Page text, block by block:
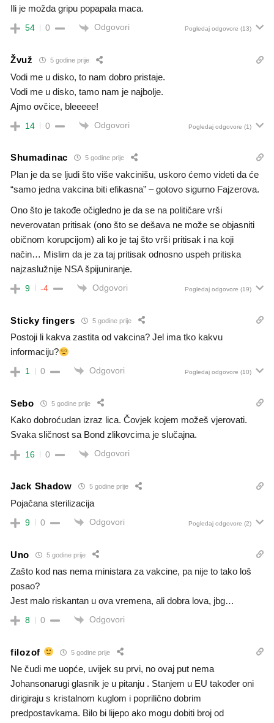
Ili je možda gripu popapala maca.
54 0 Odgovori Pogledaj odgovore (13)
Žvuž 5 godine prije
Vodi me u disko, to nam dobro pristaje.
Vodi me u disko, tamo nam je najbolje.
Ajmo ovčice, bleeeee!
14 0 Odgovori Pogledaj odgovore (1)
Shumadinac 5 godine prije
Plan je da se ljudi što više vakcinišu, uskoro ćemo videti da će
“samo jedna vakcina biti efikasna” – gotovo sigurno Fajzerova.
Ono što je takođe očigledno je da se na političare vrši
neverovatan pritisak (ono što se dešava ne može se objasniti
običnom korupcijom) ali ko je taj što vrši pritisak i na koji
način… Mislim da je za taj pritisak odnosno uspeh pritiska
najzaslužnije NSA špijuniranje.
9 -4 Odgovori Pogledaj odgovore (19)
Sticky fingers 5 godine prije
Postoji li kakva zastita od vakcina? Jel ima tko kakvu
informaciju?
1 0 Odgovori Pogledaj odgovore (10)
Sebo 5 godine prije
Kako dobroćudan izraz lica. Čovjek kojem možeš vjerovati.
Svaka sličnost sa Bond zlikovcima je slučajna.
16 0 Odgovori
Jack Shadow 5 godine prije
Pojačana sterilizacija
9 0 Odgovori Pogledaj odgovore (2)
Uno 5 godine prije
Zašto kod nas nema ministara za vakcine, pa nije to tako loš
posao?
Jest malo riskantan u ova vremena, ali dobra lova, jbg…
8 0 Odgovori
filozof 5 godine prije
Ne čudi me uopće, uvijek su prvi, no ovaj put nema
Johansonarugi glasnik je u pitanju . Stanjem u EU također oni
dirigiraju s kristalnom kuglom i poprilično dobrim
predpostavkama. Bilo bi lijepo ako mogu dobiti broj od